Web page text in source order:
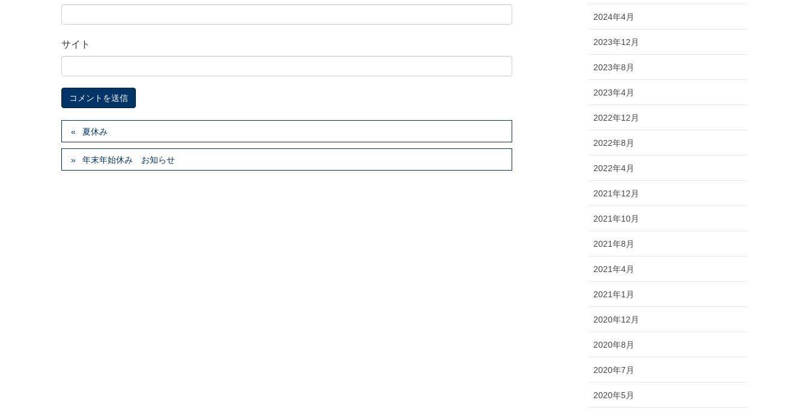
サイト
夏休み
年末年始休み お知らせ
2024年4月
2023年12月
2023年8月
2023年4月
2022年12月
2022年8月
2022年4月
2021年12月
2021年10月
2021年8月
2021年4月
2021年1月
2020年12月
2020年8月
2020年7月
2020年5月